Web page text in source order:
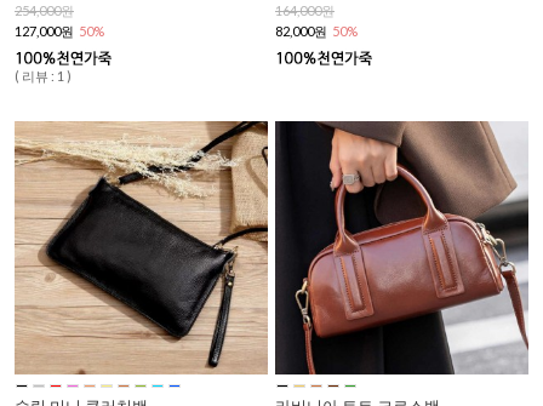
254,000원
127,000원 50%
( 리뷰 : 1 )
164,000원
82,000원 50%